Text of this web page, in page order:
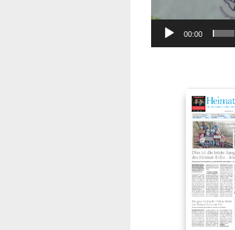
00:00